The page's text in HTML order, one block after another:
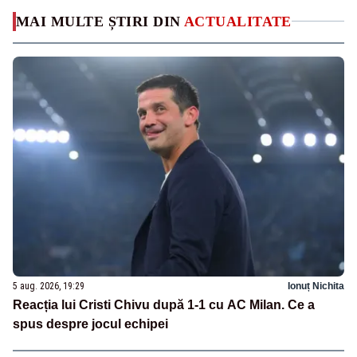
MAI MULTE ȘTIRI DIN ACTUALITATE
5 aug. 2026, 19:29 Ionuț Nichita
Reacția lui Cristi Chivu după 1-1 cu AC Milan. Ce a
spus despre jocul echipei